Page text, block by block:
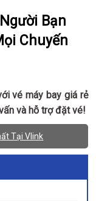
Bạn
Chuyến
vé máy bay giá rẻ
và hỗ trợ đặt vé!
Tại Vlink